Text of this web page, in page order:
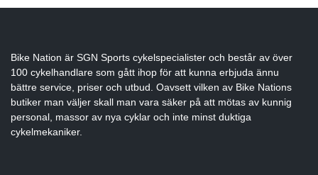
Bike Nation är SGN Sports cykelspecialister och består av över
100 cykelhandlare som gått ihop för att kunna erbjuda ännu
bättre service, priser och utbud. Oavsett vilken av Bike Nations
butiker man väljer skall man vara säker på att mötas av kunnig
personal, massor av nya cyklar och inte minst duktiga
cykelmekaniker.